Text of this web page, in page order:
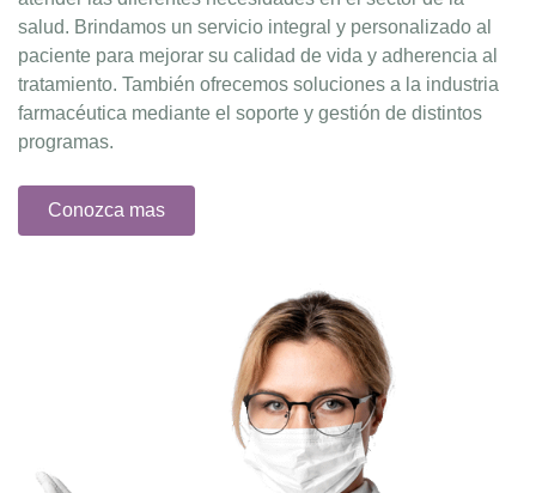
salud. Brindamos un servicio integral y personalizado al
paciente para mejorar su calidad de vida y adherencia al
tratamiento. También ofrecemos soluciones a la industria
farmacéutica mediante el soporte y gestión de distintos
programas.
Conozca mas